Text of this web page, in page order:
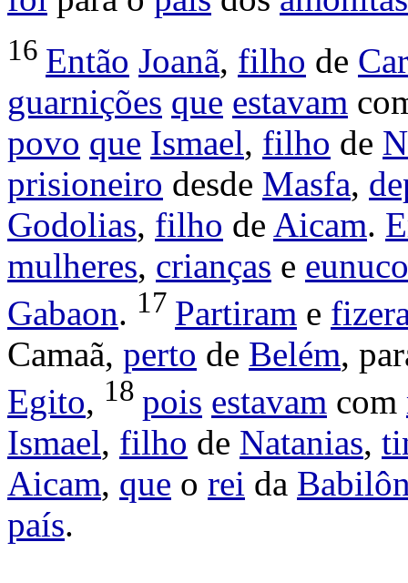
16 Então Joanã, filho de
guarnições que estavam
povo que Ismael, filho de
prisioneiro desde Masfa,
Godolias, filho de Aicam.
mulheres, crianças e
Gabaon. 17 Partiram e
Camaã, perto de Belém,
Egito, 18 pois estavam com
Ismael, filho de Natanias,
Aicam, que o rei da
país.